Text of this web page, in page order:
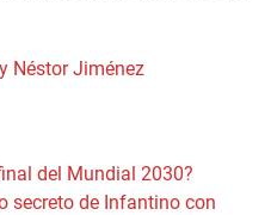
Néstor Jiménez
del Mundial 2030?
secreto de Infantino con